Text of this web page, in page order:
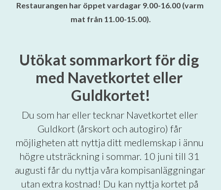
Restaurangen har öppet vardagar 9.00-16.00 (varm
mat från 11.00-15.00).
Utökat sommarkort för dig
med Navetkortet eller
Guldkortet!
Du som har eller tecknar Navetkortet eller
Guldkort (årskort och autogiro) får
möjligheten att nyttja ditt medlemskap i ännu
högre utsträckning i sommar. 10 juni till 31
augusti får du nyttja våra kompisanläggningar
utan extra kostnad! Du kan nyttja kortet på